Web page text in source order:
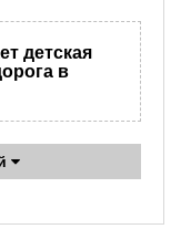
детская
в